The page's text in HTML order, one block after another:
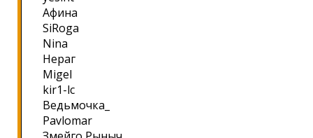
Афина
SiRoga
Nina
Нераг
Migel
kir1-lc
Ведьмочка_
Pavlomar